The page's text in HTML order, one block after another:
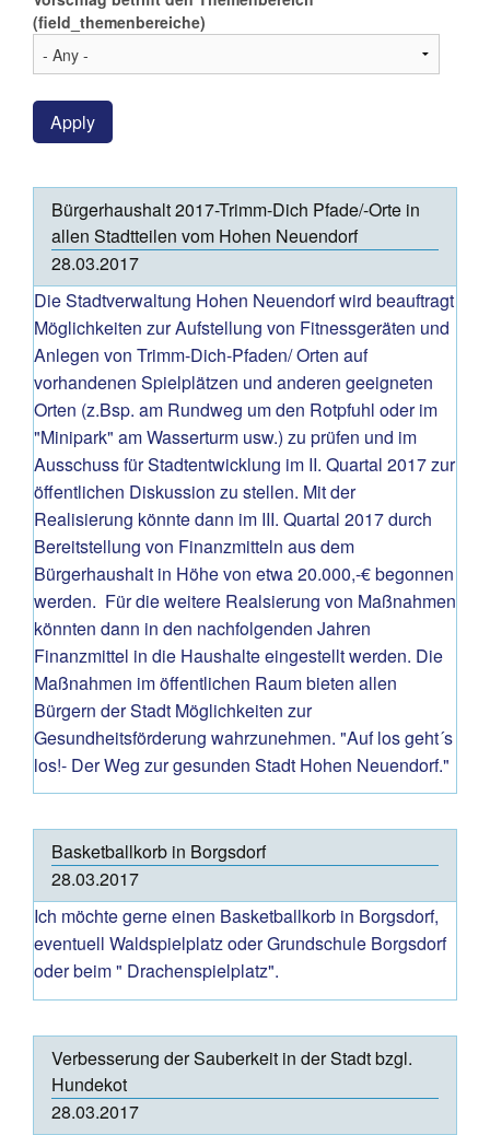
(field_themenbereiche)
Apply
Bürgerhaushalt 2017-Trimm-Dich Pfade/-Orte in
allen Stadtteilen vom Hohen Neuendorf
28.03.2017
Die Stadtverwaltung Hohen Neuendorf wird beauftragt
Möglichkeiten zur Aufstellung von Fitnessgeräten und
Anlegen von Trimm-Dich-Pfaden/ Orten auf
vorhandenen Spielplätzen und anderen geeigneten
Orten (z.Bsp. am Rundweg um den Rotpfuhl oder im
"Minipark" am Wasserturm usw.) zu prüfen und im
Ausschuss für Stadtentwicklung im II. Quartal 2017 zur
öffentlichen Diskussion zu stellen. Mit der
Realisierung könnte dann im III. Quartal 2017 durch
Bereitstellung von Finanzmitteln aus dem
Bürgerhaushalt in Höhe von etwa 20.000,-€ begonnen
werden. Für die weitere Realsierung von Maßnahmen
könnten dann in den nachfolgenden Jahren
Finanzmittel in die Haushalte eingestellt werden. Die
Maßnahmen im öffentlichen Raum bieten allen
Bürgern der Stadt Möglichkeiten zur
Gesundheitsförderung wahrzunehmen. "Auf los geht´s
los!- Der Weg zur gesunden Stadt Hohen Neuendorf."
Basketballkorb in Borgsdorf
28.03.2017
Ich möchte gerne einen Basketballkorb in Borgsdorf,
eventuell Waldspielplatz oder Grundschule Borgsdorf
oder beim " Drachenspielplatz".
Verbesserung der Sauberkeit in der Stadt bzgl.
Hundekot
28.03.2017